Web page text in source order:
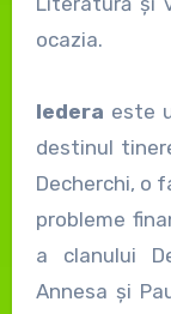
ocazia.
Iedera este
destinul
Decherchi, o
probleme
a clanului
Annesa și